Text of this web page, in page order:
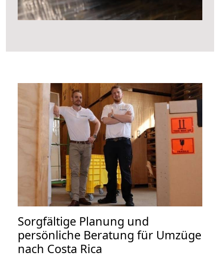
Sorgfältige Planung und
persönliche Beratung für Umzüge
nach Costa Rica